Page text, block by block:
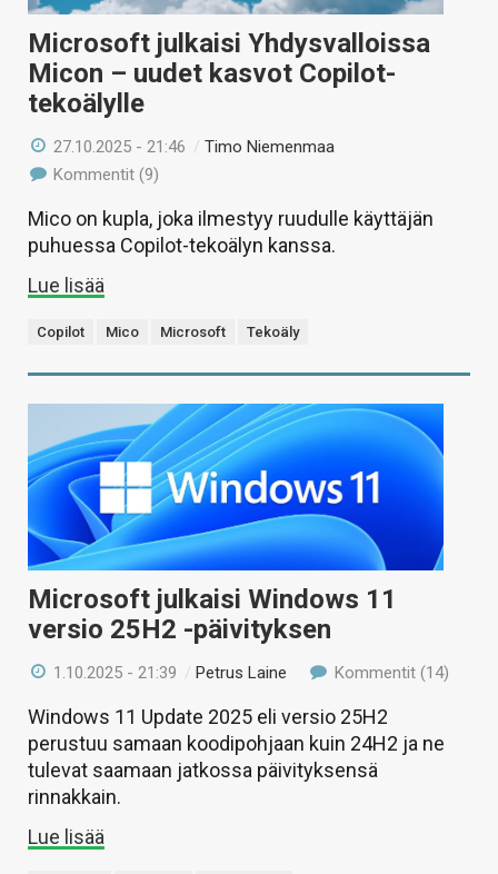
Microsoft julkaisi Yhdysvalloissa
Micon – uudet kasvot Copilot-
tekoälylle
27.10.2025 - 21:46 /Timo Niemenmaa
Kommentit (9)
Mico on kupla, joka ilmestyy ruudulle käyttäjän
puhuessa Copilot-tekoälyn kanssa.
Lue lisää
Copilot Mico Microsoft Tekoäly
Microsoft julkaisi Windows 11
versio 25H2 -päivityksen
1.10.2025 - 21:39 /Petrus Laine Kommentit (14)
Windows 11 Update 2025 eli versio 25H2
perustuu samaan koodipohjaan kuin 24H2 ja ne
tulevat saamaan jatkossa päivityksensä
rinnakkain.
Lue lisää